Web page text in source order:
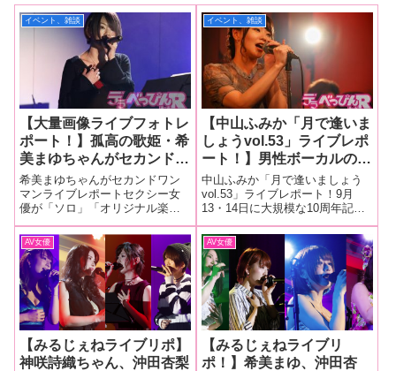
イベント、雑談
【大量画像ライブフォトレ
ポート！】孤高の歌姫・希
美まゆちゃんがセカンドワ
ンマンライブを大成功！
冬の夜に響く14曲のモノ
クロームな世界観でファン
を魅了！
希美まゆちゃんがセカンドワン
マンライブレポートセクシー女
優が「ソロ」「オリジナル楽
曲」「生歌」「生バンド」にこ
だわり、本人が本当にやりたい
音楽にこだわったライブを開催
している「Milky Pop
Generation(通称・みるじぇ
ね)」。
イベント、雑談
【中山ふみか「月で逢いま
しょうvol.53」ライブレポ
ート！】男性ボーカルの楽
曲で新境地を開拓！ 中山
ふみかしか歌えない迫力あ
る歌声にファンも圧倒され
大満足のライブに！
中山ふみか「月で逢いましょう
vol.53」ライブレポート！9月
13・14日に大規模な10周年記念
ライブを行ったばかりの「ミル
キーポップジェネレーション
（以下、ミルジェネ）」は通常
ライブを大切にしているからこ
そ10周年に繋がったのです。そ
れを
AV女優
【みるじぇねライブリポ】
神咲詩織ちゃん、沖田杏梨
AV女優
【みるじぇねライブリ
ポ！】希美まゆ、沖田杏